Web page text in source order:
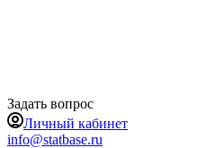
Задать вопрос
Личный кабинет
info@statbase.ru